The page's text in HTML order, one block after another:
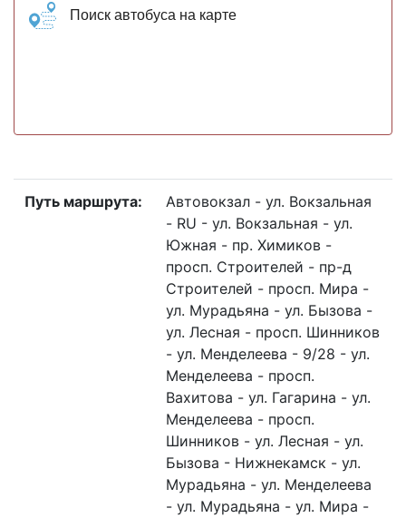
Поиск автобуса на карте
Путь маршрута:
Автовокзал - ул. Вокзальная
- RU - ул. Вокзальная - ул.
Южная - пр. Химиков -
просп. Строителей - пр-д
Строителей - просп. Мира -
ул. Мурадьяна - ул. Бызова -
ул. Лесная - просп. Шинников
- ул. Менделеева - 9/28 - ул.
Менделеева - просп.
Вахитова - ул. Гагарина - ул.
Менделеева - просп.
Шинников - ул. Лесная - ул.
Бызова - Нижнекамск - ул.
Мурадьяна - ул. Менделеева
- ул. Мурадьяна - ул. Мира -